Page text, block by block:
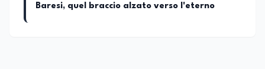
Baresi, quel braccio alzato verso l'eterno